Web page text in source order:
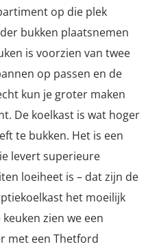
op die plek
bukken plaatsnemen
is voorzien van twee
op passen en de
kun je groter maken
De koelkast is wat hoger
te bukken. Het is een
levert superieure
loeiheet is – dat zijn de
het moeilijk
zien we een
met een Thetford